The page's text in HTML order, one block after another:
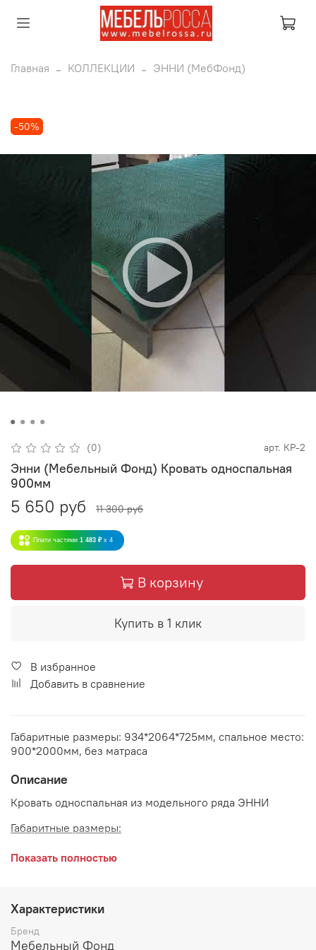
Главная КОЛЛЕКЦИИ ЭННИ (МебФонд)
-50%
(0) арт. КР-2
Энни (Мебельный Фонд) Кровать односпальная
900мм
5 650 руб 11 300 руб
Плати частями 1 483 ₽ x 4
В корзину
Купить в 1 клик
В избранное
Добавить в сравнение
Габаритные размеры: 934*2064*725мм, спальное место:
900*2000мм, без матраса
Описание
Кровать односпальная из модельного ряда ЭННИ
Габаритные размеры:
длина 2064 мм
высота 725 мм
Спальное место:
Показать полностью
Характеристики
Бренд
Мебельный Фонд